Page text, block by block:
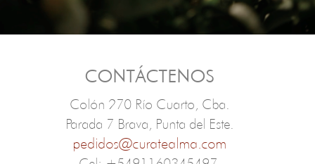
CONTÁCTENOS
Colón 270 Río Cuarto, Cba.
Parada 7 Brava, Punta del Este.
pedidos@curatealma.com